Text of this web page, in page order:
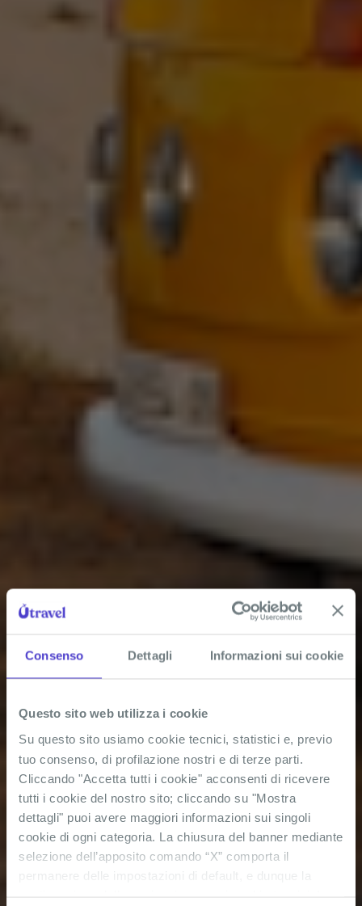
Consenso Dettagli Informazioni sui cookie
Questo sito web utilizza i cookie
Su questo sito usiamo cookie tecnici, statistici e, previo
tuo consenso, di profilazione nostri e di terze parti.
Cliccando "Accetta tutti i cookie" acconsenti di ricevere
tutti i cookie del nostro sito; cliccando su "Mostra
dettagli" puoi avere maggiori informazioni sui singoli
cookie di ogni categoria. La chiusura del banner mediante
selezione dell’apposito comando “X” comporta il
permanere delle impostazioni di default, e dunque la